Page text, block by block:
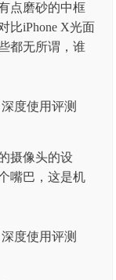
点磨砂的中框
比iPhone X光面
都无所谓，谁
摄像头的设
嘴巴，这是机